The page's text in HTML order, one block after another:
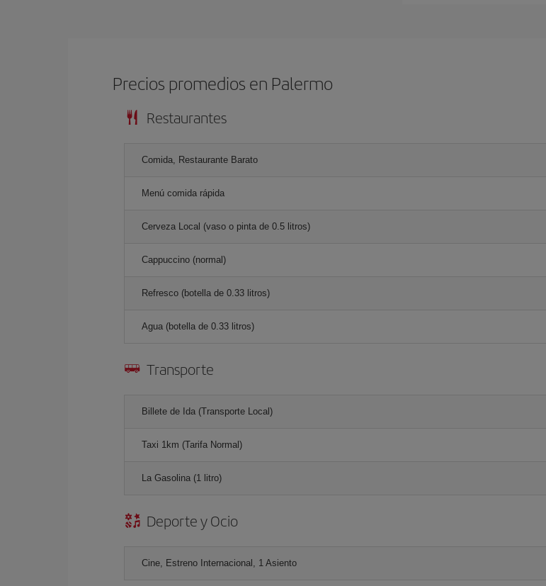
Precios promedios en Palermo
Restaurantes
Comida, Restaurante Barato
Menú comida rápida
Cerveza Local (vaso o pinta de 0.5 litros)
Cappuccino (normal)
Refresco (botella de 0.33 litros)
Agua (botella de 0.33 litros)
Transporte
Billete de Ida (Transporte Local)
Taxi 1km (Tarifa Normal)
La Gasolina (1 litro)
Deporte y Ocio
Cine, Estreno Internacional, 1 Asiento